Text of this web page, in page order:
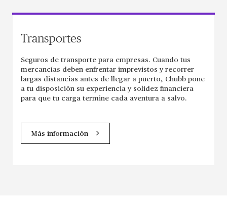
Transportes
Seguros de transporte para empresas. Cuando tus
mercancías deben enfrentar imprevistos y recorrer
largas distancias antes de llegar a puerto, Chubb pone
a tu disposición su experiencia y solidez financiera
para que tu carga termine cada aventura a salvo.
Más información